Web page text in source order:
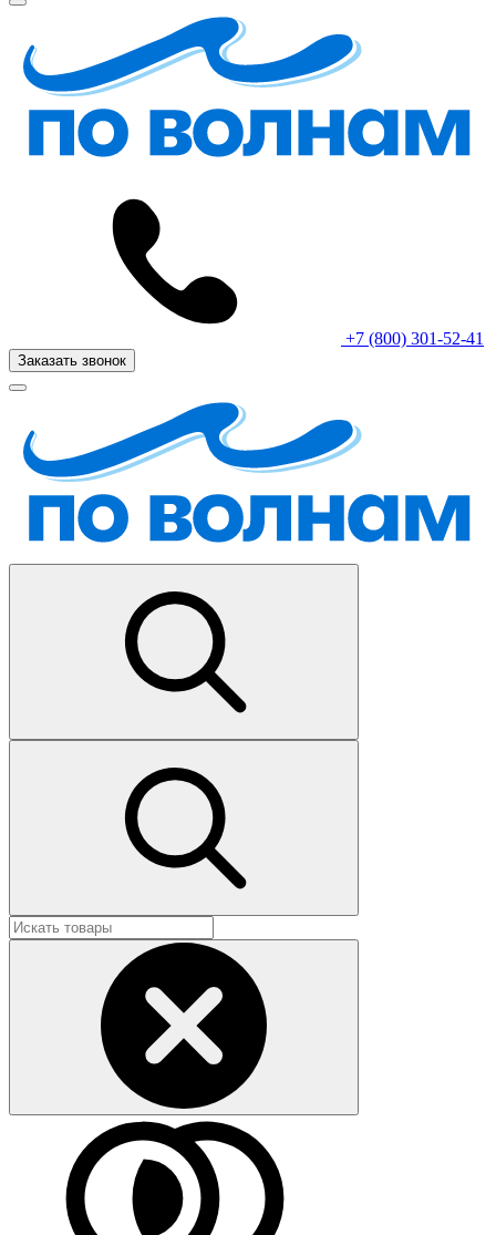
+7 (800) 301-52-41
Заказать звонок